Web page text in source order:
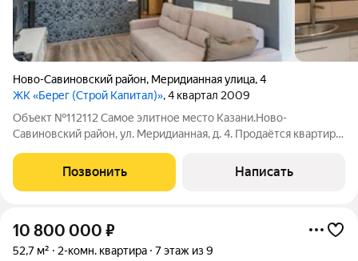
Ново-Савиновский район, Меридианная улица,4
ЖК «Берег (Строй Капитал)», 4 квартал 2009
Объект №112112 Самое элитное место Казани.Ново-
Савиновский район, ул. Меридианная, д. 4. Продаётся квартира
площадь - 62,8 кв.м. Жилая - 28,8 Кухня - 11,1 Лоджия с выходом
из кухни - 1,1 (2,2
Позвонить Написать
10 800 000 ₽
52,7 м² 2-комн. квартира 7 этаж из 9